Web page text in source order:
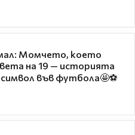
Момчето, което
на 19 — историята
символ във футбола🤩⚽